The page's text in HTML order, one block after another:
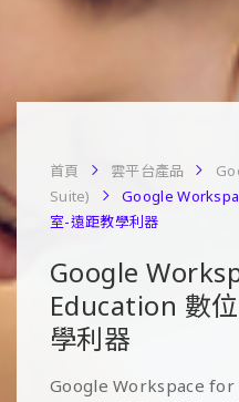
首頁 雲平台產品
Suite)
Google
室-遠距教學利器
Google
Education 數
學利器
Google Workspace for